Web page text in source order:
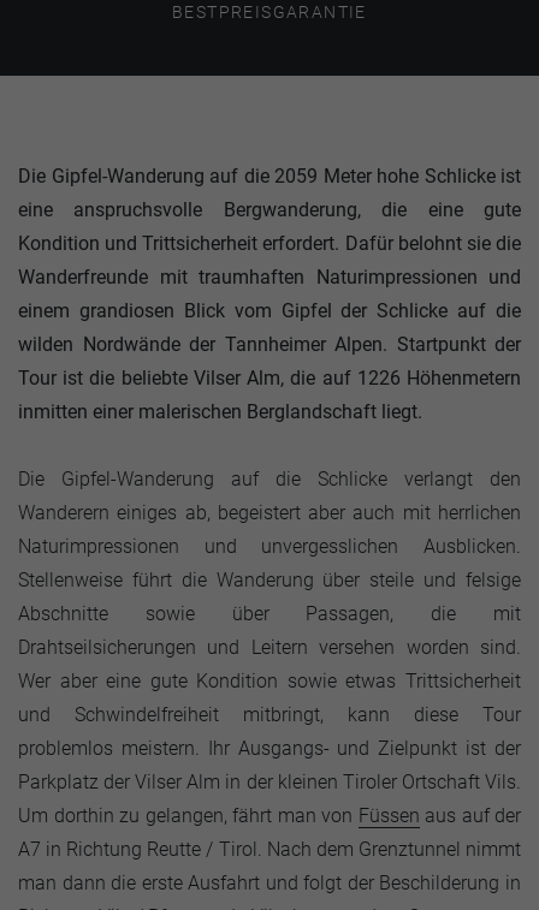
BESTPREISGARANTIE
Die Gipfel-Wanderung auf die 2059 Meter hohe Schlicke ist
eine anspruchsvolle Bergwanderung, die eine gute
Kondition und Trittsicherheit erfordert. Dafür belohnt sie die
Wanderfreunde mit traumhaften Naturimpressionen und
einem grandiosen Blick vom Gipfel der Schlicke auf die
wilden Nordwände der Tannheimer Alpen. Startpunkt der
Tour ist die beliebte Vilser Alm, die auf 1226 Höhenmetern
inmitten einer malerischen Berglandschaft liegt.
Die Gipfel-Wanderung auf die Schlicke verlangt den
Wanderern einiges ab, begeistert aber auch mit herrlichen
Naturimpressionen und unvergesslichen Ausblicken.
Stellenweise führt die Wanderung über steile und felsige
Abschnitte sowie über Passagen, die mit
Drahtseilsicherungen und Leitern versehen worden sind.
Wer aber eine gute Kondition sowie etwas Trittsicherheit
und Schwindelfreiheit mitbringt, kann diese Tour
problemlos meistern. Ihr Ausgangs- und Zielpunkt ist der
Parkplatz der Vilser Alm in der kleinen Tiroler Ortschaft Vils.
Um dorthin zu gelangen, fährt man von Füssen aus auf der
A7 in Richtung Reutte / Tirol. Nach dem Grenztunnel nimmt
man dann die erste Ausfahrt und folgt der Beschilderung in